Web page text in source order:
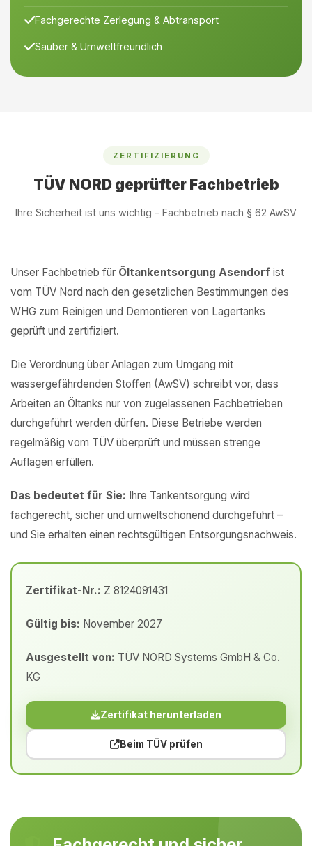
Fachgerechte Zerlegung & Abtransport
Sauber & Umweltfreundlich
ZERTIFIZIERUNG
TÜV NORD geprüfter Fachbetrieb
Ihre Sicherheit ist uns wichtig – Fachbetrieb nach § 62 AwSV
Unser Fachbetrieb für Öltankentsorgung Asendorf ist
vom TÜV Nord nach den gesetzlichen Bestimmungen des
WHG zum Reinigen und Demontieren von Lagertanks
geprüft und zertifiziert.
Die Verordnung über Anlagen zum Umgang mit
wassergefährdenden Stoffen (AwSV) schreibt vor, dass
Arbeiten an Öltanks nur von zugelassenen Fachbetrieben
durchgeführt werden dürfen. Diese Betriebe werden
regelmäßig vom TÜV überprüft und müssen strenge
Auflagen erfüllen.
Das bedeutet für Sie: Ihre Tankentsorgung wird
fachgerecht, sicher und umweltschonend durchgeführt –
und Sie erhalten einen rechtsgültigen Entsorgungsnachweis.
Zertifikat-Nr.: Z 8124091431
Gültig bis: November 2027
Ausgestellt von: TÜV NORD Systems GmbH & Co.
KG
Zertifikat herunterladen
Beim TÜV prüfen